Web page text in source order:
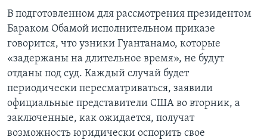
В подготовленном для рассмотрения президентом
Бараком Обамой исполнительном приказе
говорится, что узники Гуантанамо, которые
«задержаны на длительное время», не будут
отданы под суд. Каждый случай будет
периодически пересматриваться, заявили
официальные представители США во вторник, а
заключенные, как ожидается, получат
возможность юридически оспорить свое